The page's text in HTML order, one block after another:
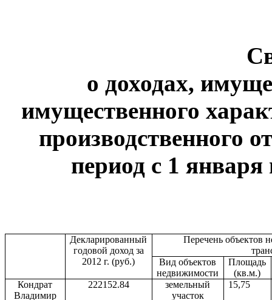
о доходах,
имущественного
производственного
период с 1 января
Декларированный
годовой доход за
2012 г. (руб.)
Перечень объектов
Вид объектов
недвижимости
Площадь
(кв.м.)
Кондрат
Владимир
222152.84
земельный
участок
15,75